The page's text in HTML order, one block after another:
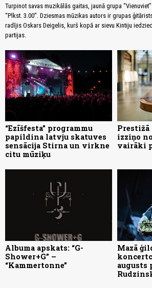
Turpinot savas muzikālās gaitas, jaunā grupa
“Plkst. 3.00”. Dziesmas mūzikas autors ir grupas
radījis Oskars Deigelis, kurš kopā ar sievu Kintiju
partijas.
“Ezīšfesta” programmu
papildina latvju skatuves
sensācija Stirna un virkne
citu mūziķu
Prestižā
izziņo
vairāki
Albuma apskats: “G-
Shower+G” –
“Kammertonne”
Mazā
augusts